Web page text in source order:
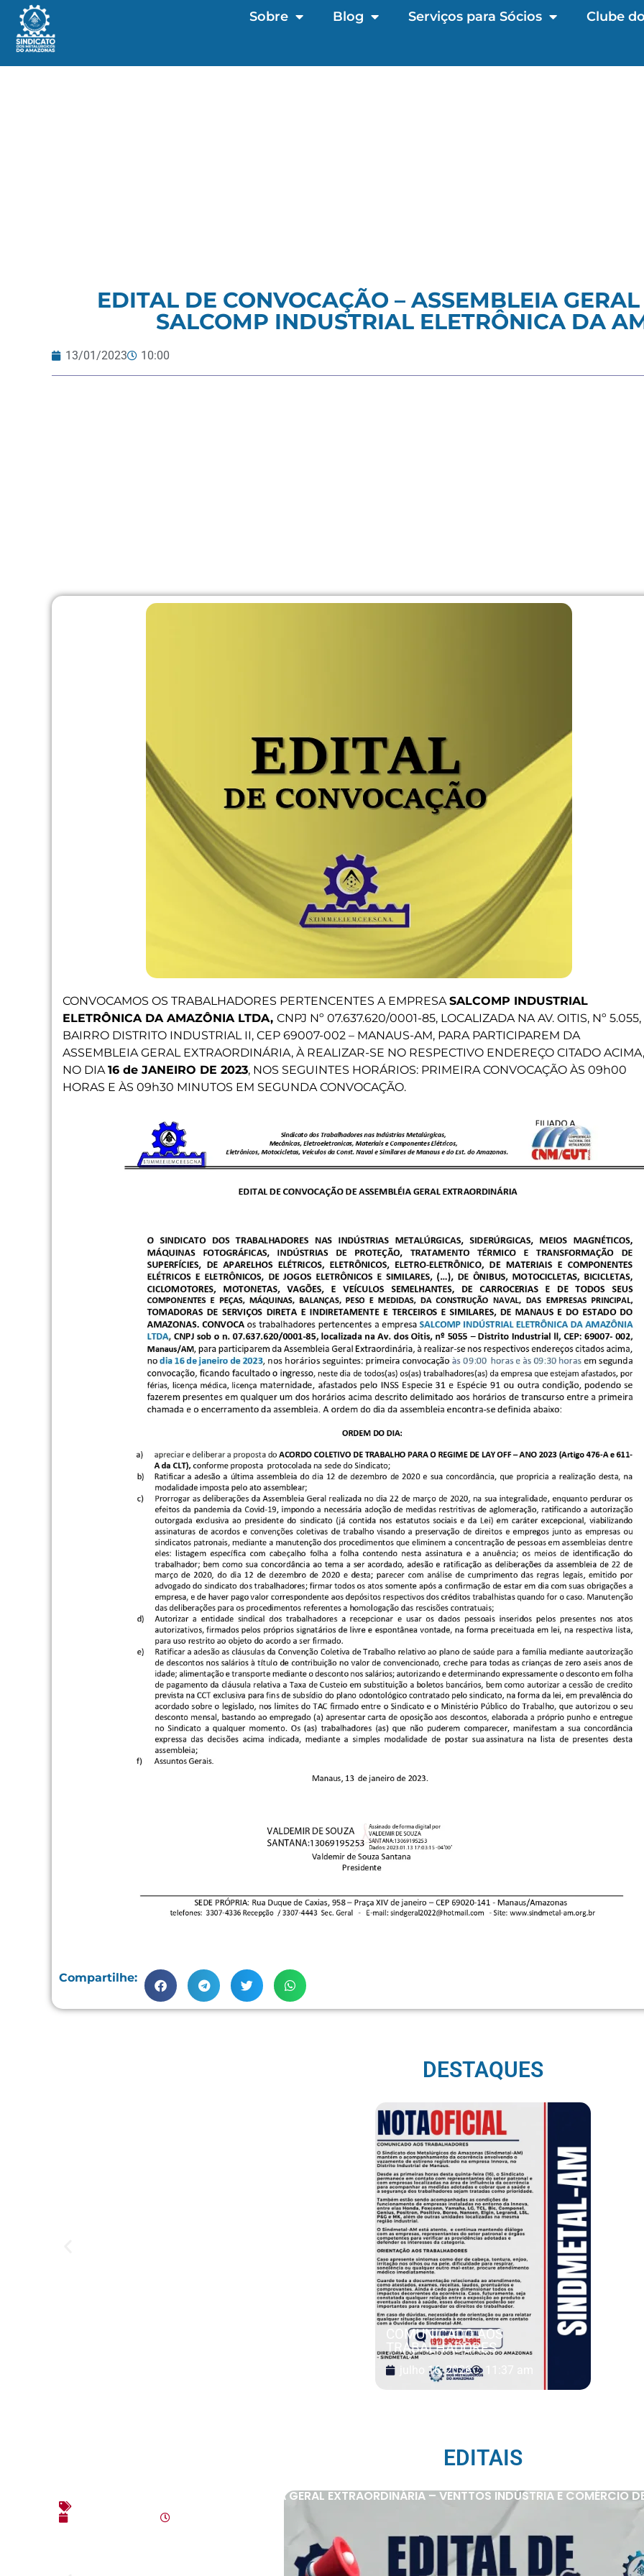
Sobre Blog Serviços para Sócios Clube
EDITAL DE CONVOCAÇÃO – ASSEMBLEIA
SALCOMP INDUSTRIAL ELETRÔNICA DA
13/01/2023 10:00
CONVOCAMOS OS TRABALHADORES PERTENCENTES A EMPRESASALCOMP INDUSTRIAL
ELETRÔNICA DA AMAZÔNIA LTDA, CNPJ Nº 07.637.620/0001-85, LOCALIZADA NA AV. OITIS, Nº 5.055,
BAIRRO DISTRITO INDUSTRIAL II, CEP 69007-002 – MANAUS-AM, PARA PARTICIPAREM DA
ASSEMBLEIA GERAL EXTRAORDINÁRIA, À REALIZAR-SE NO RESPECTIVO ENDEREÇO CITADO ACIMA,
NO DIA16 de JANEIRO DE 2023, NOS SEGUINTES HORÁRIOS: PRIMEIRA CONVOCAÇÃO ÀS 09h00
HORAS E ÀS 09h30 MINUTOS EM SEGUNDA CONVOCAÇÃO.
Compartilhe:
DESTAQUES
COMUNICADO AOS
TRABALHADORES
julho 16, 2026
EDITAIS
EDITAL DE CONVOCAÇÃO – ASSEMBLEIA GERAL EXTRAORDINÁRIA – VENTTOS INDÚSTRIA E COMÉRCIO